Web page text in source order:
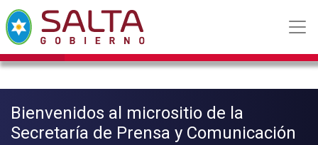
Bienvenidos al micrositio de la
Secretaría de Prensa y Comunicación